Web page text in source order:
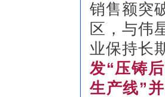
销售额突
区，与伟
业保持长
发“压铸
生产线”